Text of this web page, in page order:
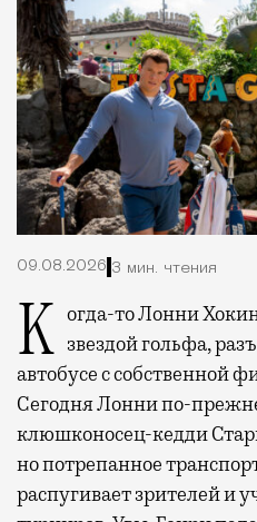
09.08.2026 3 мин. чтения
Когда-то Лонни Хокинс (Уилл Феррелл) был звездой гольфа,
автобусе с собственной
Сегодня Лонни по-
клюшконосец-кедди
но потрепанное
распугивает зрителей и